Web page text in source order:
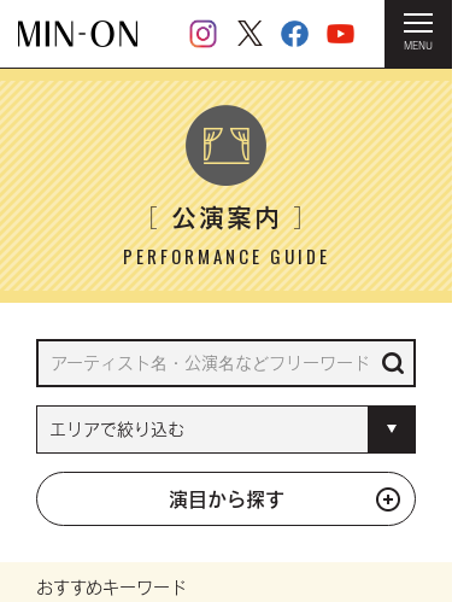
MENU
HOME ＞ 公演案内
［公演案内］
PERFORMANCE GUIDE
演目から探す
おすすめキーワード